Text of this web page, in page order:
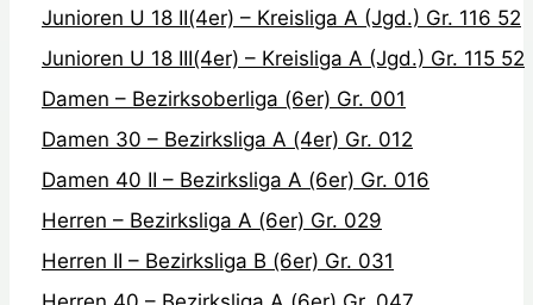
Junioren U 18 II(4er) – Kreisliga A (Jgd.) Gr. 116 52
Junioren U 18 III(4er) – Kreisliga A (Jgd.) Gr. 115 52
Damen – Bezirksoberliga (6er) Gr. 001
Damen 30 – Bezirksliga A (4er) Gr. 012
Damen 40 II – Bezirksliga A (6er) Gr. 016
Herren – Bezirksliga A (6er) Gr. 029
Herren II – Bezirksliga B (6er) Gr. 031